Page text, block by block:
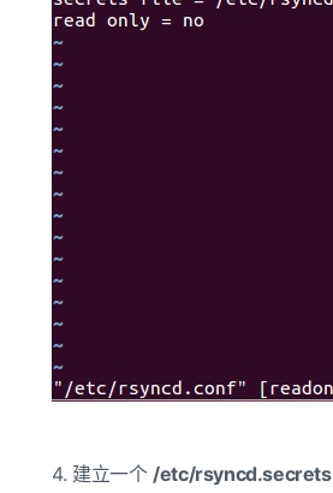
4. 建立一个/etc/rsyncd.secrets